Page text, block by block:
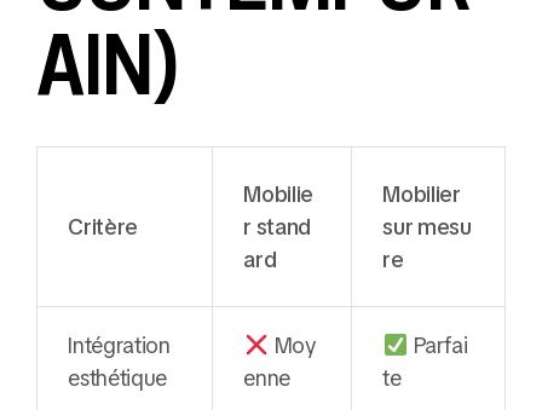
AIN)
Critère
Mobilie
r stand
ard
Mobilier
sur mesu
re
Intégration
esthétique
Moy
enne
Parfai
te